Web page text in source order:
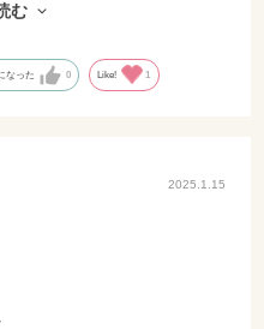
です。ただ、悩んでかためにし
ります。
む
なった 0 Like! 1
2025.1.15